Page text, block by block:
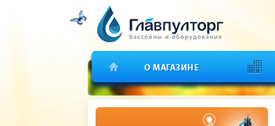
О МАГАЗИНЕ